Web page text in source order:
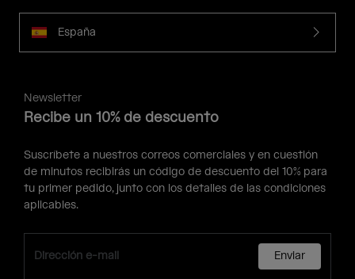
España
Newsletter
Recibe un 10% de descuento
Suscríbete a nuestros correos comerciales y en cuestión
de minutos recibirás un código de descuento del 10% para
tu primer pedido, junto con los detalles de las condiciones
aplicables.
Enviar